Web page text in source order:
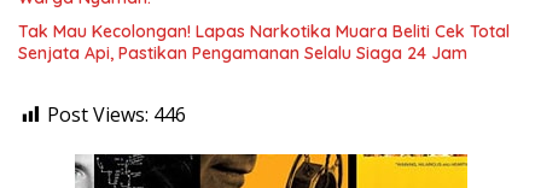
Tak Mau Kecolongan! Lapas Narkotika Muara Beliti Cek Total
Senjata Api, Pastikan Pengamanan Selalu Siaga 24 Jam
Post Views: 446